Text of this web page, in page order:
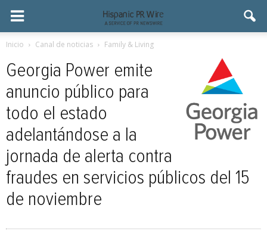
Inicio Canal de noticias Family & Living
Georgia Power emite
anuncio público para
todo el estado
adelantándose a la
jornada de alerta contra
fraudes en servicios públicos del 15
de noviembre